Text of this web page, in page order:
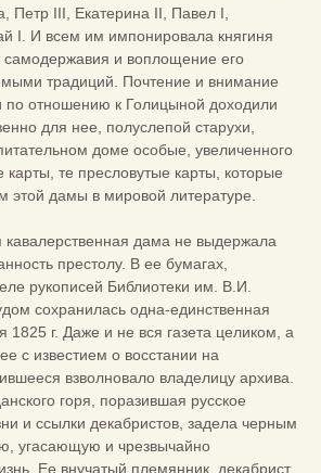
Петр III, Екатерина II, Павел I,
I. И всем им импонировала княгиня
самодержавия и воплощение его
традиций. Почтение и внимание
по отношению к Голицыной доходили
для нее, полуслепой старухи,
доме особые, увеличенного
те пресловутые карты, которые
этой дамы в мировой литературе.
дама не выдержала
престолу. В ее бумагах,
рукописей Библиотеки им. В.И.
сохранилась одна-единственная
1825 г. Даже и не вся газета целиком, а
с известием о восстании на
взволновало владелицу архива.
горя, поразившая русское
и ссылки декабристов, задела черным
угасающую и чрезвычайно
Ее внучатый племянник, декабрист